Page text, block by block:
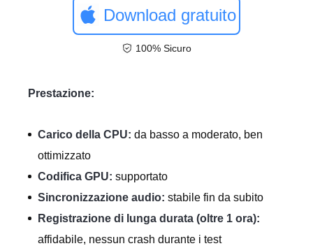
Download gratuito
100% Sicuro
Prestazione:
Carico della CPU: da basso a moderato, ben
ottimizzato
Codifica GPU: supportato
Sincronizzazione audio: stabile fin da subito
Registrazione di lunga durata (oltre 1 ora):
affidabile, nessun crash durante i test